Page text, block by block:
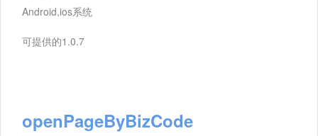
Android,ios系统
可提供的1.0.7
openPageByBizCode